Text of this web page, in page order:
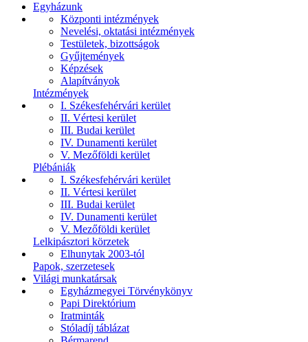
Egyházunk
Központi intézmények
Nevelési, oktatási intézmények
Testületek, bizottságok
Gyűjtemények
Képzések
Alapítványok
Intézmények
I. Székesfehérvári kerület
II. Vértesi kerület
III. Budai kerület
IV. Dunamenti kerület
V. Mezőföldi kerület
Plébániák
I. Székesfehérvári kerület
II. Vértesi kerület
III. Budai kerület
IV. Dunamenti kerület
V. Mezőföldi kerület
Lelkipásztori körzetek
Elhunytak 2003-tól
Papok, szerzetesek
Világi munkatársak
Egyházmegyei Törvénykönyv
Papi Direktórium
Iratminták
Stóladíj táblázat